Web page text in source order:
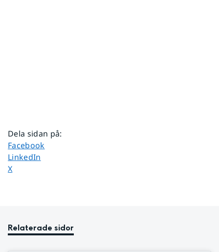
Dela sidan på:
Dela sidan på
Facebook
Dela sidan på
LinkedIn
Dela sidan på
X
Relaterade sidor